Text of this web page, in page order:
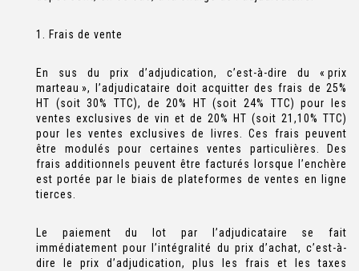
1. Frais de vente
En sus du prix d’adjudication, c’est-à-dire du « prix
marteau », l’adjudicataire doit acquitter des frais de 25%
HT (soit 30% TTC), de 20% HT (soit 24% TTC) pour les
ventes exclusives de vin et de 20% HT (soit 21,10% TTC)
pour les ventes exclusives de livres. Ces frais peuvent
être modulés pour certaines ventes particulières. Des
frais additionnels peuvent être facturés lorsque l’enchère
est portée par le biais de plateformes de ventes en ligne
tierces.
Le paiement du lot par l’adjudicataire se fait
immédiatement pour l’intégralité du prix d’achat, c’est-à-
dire le prix d’adjudication, plus les frais et les taxes